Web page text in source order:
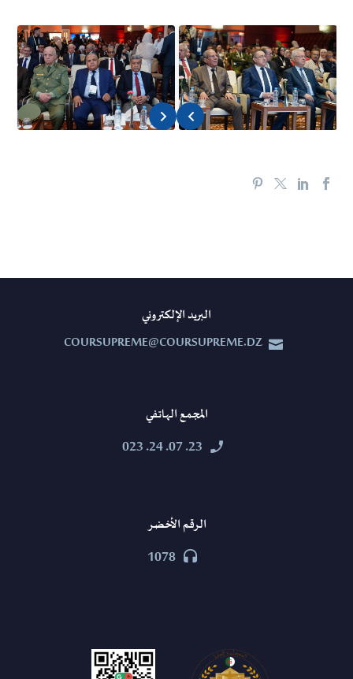
البريد الإلكتروني


COURSUPREME@COURSUPREME.DZ
المجمع الهاتفي


23. 07. 24. 023
الرقم الأخضر


1078